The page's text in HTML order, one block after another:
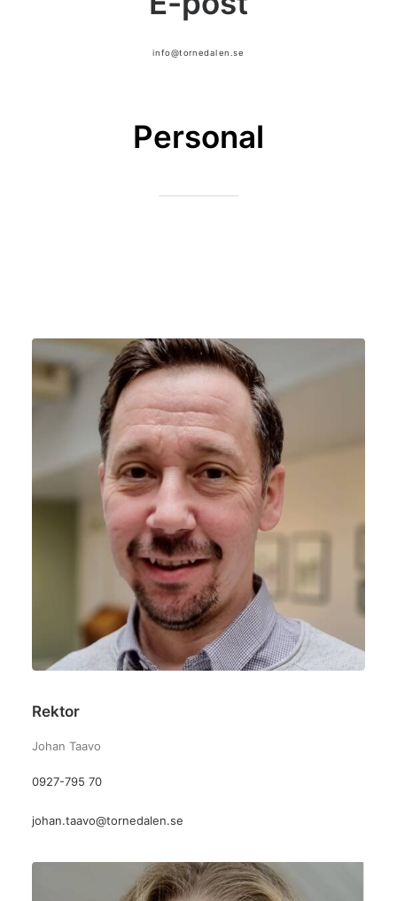
info@tornedalen.se
Personal
Rektor
Johan Taavo
0927-795 70
johan.taavo@tornedalen.se